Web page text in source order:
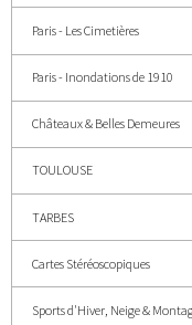
Paris - Les Cimetières
Paris - Inondations de 1910
Châteaux & Belles Demeures
TOULOUSE
TARBES
Cartes Stéréoscopiques
Sports d'Hiver, Neige &